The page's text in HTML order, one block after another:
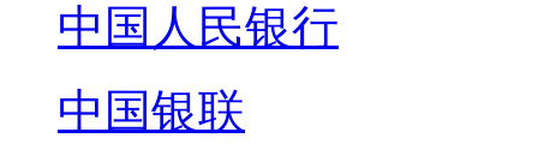
中国人民银行
中国银联